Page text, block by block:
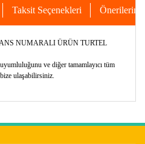
Taksit Seçenekleri Önerileriniz
NUMARALI ÜRÜN TURTEL
ve diğer tamamlayıcı tüm
ulaşabilirsiniz.